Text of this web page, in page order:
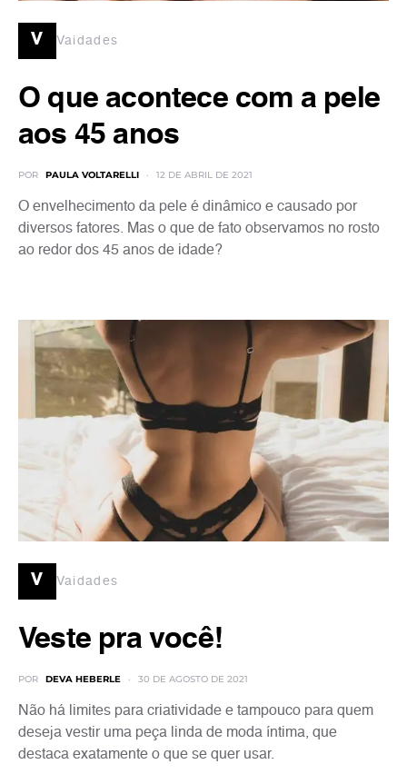
v Vaidades
O que acontece com a pele
aos 45 anos
POR PAULA VOLTARELLI 12 DE ABRIL DE 2021
O envelhecimento da pele é dinâmico e causado por
diversos fatores. Mas o que de fato observamos no rosto
ao redor dos 45 anos de idade?
v Vaidades
Veste pra você!
POR DEVA HEBERLE 30 DE AGOSTO DE 2021
Não há limites para criatividade e tampouco para quem
deseja vestir uma peça linda de moda íntima, que
destaca exatamente o que se quer usar.